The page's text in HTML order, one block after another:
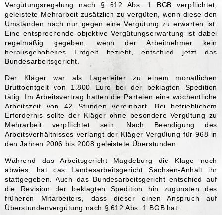
Vergütungsregelung nach § 612 Abs. 1 BGB verpflichtet,
geleistete Mehrarbeit zusätzlich zu vergüten, wenn diese den
Umständen nach nur gegen eine Vergütung zu erwarten ist.
Eine entsprechende objektive Vergütungserwartung ist dabei
regelmäßig gegeben, wenn der Arbeitnehmer kein
herausgehobenes Entgelt bezieht, entschied jetzt das
Bundesarbeitsgericht.
Der Kläger war als Lagerleiter zu einem monatlichen
Bruttoentgelt von 1.800 Euro bei der beklagten Spedition
tätig. Im Arbeitsvertrag hatten die Parteien eine wöchentliche
Arbeitszeit von 42 Stunden vereinbart. Bei betrieblichem
Erfordernis sollte der Kläger ohne besondere Vergütung zu
Mehrarbeit verpflichtet sein. Nach Beendigung des
Arbeitsverhältnisses verlangt der Kläger Vergütung für 968 in
den Jahren 2006 bis 2008 geleistete Überstunden.
Während das Arbeitsgericht Magdeburg die Klage noch
abwies, hat das Landesarbeitsgericht Sachsen-Anhalt ihr
stattgegeben. Auch das Bundesarbeitsgericht entschied auf
die Revision der beklagten Spedition hin zugunsten des
früheren Mitarbeiters, dass dieser einen Anspruch auf
Überstundenvergütung nach § 612 Abs. 1 BGB hat.